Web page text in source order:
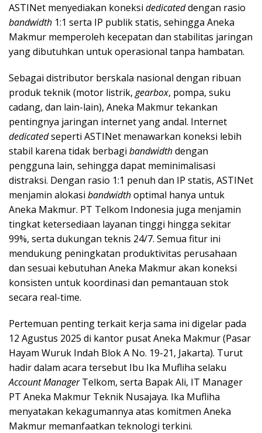
ASTINet menyediakan koneksi dedicateddengan rasio
bandwidth 1:1 serta IP publik statis, sehingga Aneka
Makmur memperoleh kecepatan dan stabilitas jaringan
yang dibutuhkan untuk operasional tanpa hambatan.
Sebagai distributor berskala nasional dengan ribuan
produk teknik (motor listrik, gearbox, pompa, suku
cadang, dan lain-lain), Aneka Makmur tekankan
pentingnya jaringan internet yang andal. Internet
dedicatedseperti ASTINet menawarkan koneksi lebih
stabil karena tidak berbagi bandwidthdengan
pengguna lain, sehingga dapat meminimalisasi
distraksi. Dengan rasio 1:1 penuh dan IP statis, ASTINet
menjamin alokasi bandwidthoptimal hanya untuk
Aneka Makmur. PT Telkom Indonesia juga menjamin
tingkat ketersediaan layanan tinggi hingga sekitar
99%, serta dukungan teknis 24/7. Semua fitur ini
mendukung peningkatan produktivitas perusahaan
dan sesuai kebutuhan Aneka Makmur akan koneksi
konsisten untuk koordinasi dan pemantauan stok
secara real-time.
Pertemuan penting terkait kerja sama ini digelar pada
12 Agustus 2025 di kantor pusat Aneka Makmur (Pasar
Hayam Wuruk Indah Blok A No. 19-21, Jakarta). Turut
hadir dalam acara tersebut Ibu Ika Mufliha selaku
Account ManagerTelkom, serta Bapak Ali, IT Manager
PT Aneka Makmur Teknik Nusajaya. Ika Mufliha
menyatakan kekagumannya atas komitmen Aneka
Makmur memanfaatkan teknologi terkini.